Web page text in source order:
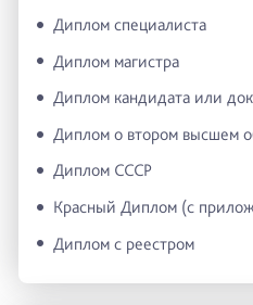
Диплом специалиста
Диплом магистра
Диплом кандидата или
Диплом о втором высшем
Диплом СССР
Красный Диплом (с
Диплом с реестром